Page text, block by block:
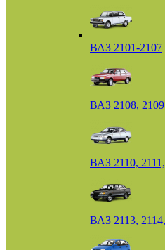
ВАЗ 2101-2107
ВАЗ 2108,
ВАЗ 2110,
ВАЗ 2113,